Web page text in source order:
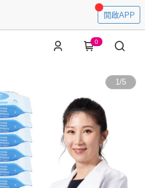
開啟APP
0
1/5